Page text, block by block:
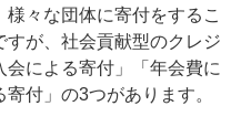
々な団体に寄付をするこ
すが、社会貢献型のクレジ
による寄付」「年会費に
付」の3つがあります。